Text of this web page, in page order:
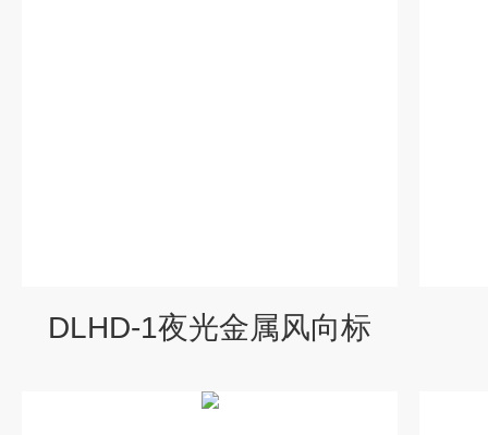
DLHD-1夜光金属风向标